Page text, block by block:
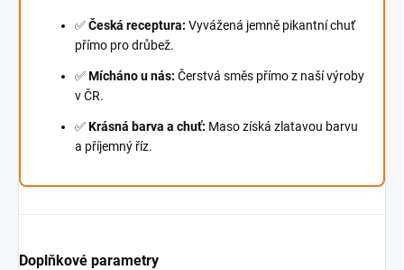
✅Česká receptura: Vyvážená jemně pikantní chuť
přímo pro drůbež.
✅Mícháno u nás: Čerstvá směs přímo z naší výroby
v ČR.
✅Krásná barva a chuť: Maso získá zlatavou barvu
a příjemný říz.
Doplňkové parametry